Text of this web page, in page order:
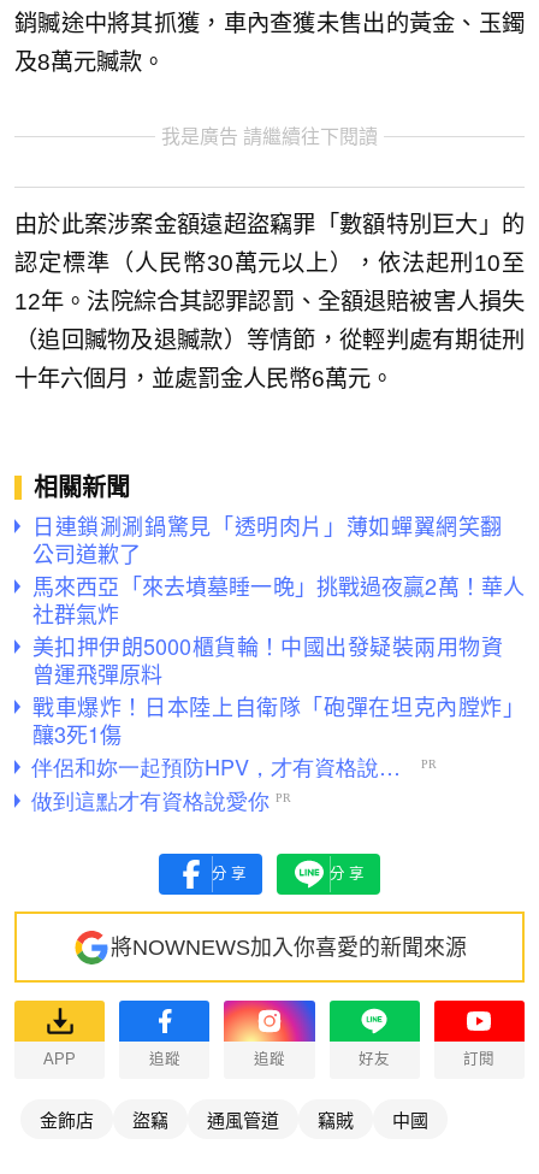
銷贓途中將其抓獲，車內查獲未售出的黃金、玉鐲
及8萬元贓款。
我是廣告 請繼續往下閱讀
由於此案涉案金額遠超盜竊罪「數額特別巨大」的
認定標準（人民幣30萬元以上），依法起刑10至
12年。法院綜合其認罪認罰、全額退賠被害人損失
（追回贓物及退贓款）等情節，從輕判處有期徒刑
十年六個月，並處罰金人民幣6萬元。
相關新聞
日連鎖涮涮鍋驚見「透明肉片」薄如蟬翼網笑翻
公司道歉了
馬來西亞「來去墳墓睡一晚」挑戰過夜贏2萬！華人
社群氣炸
美扣押伊朗5000櫃貨輪！中國出發疑裝兩用物資
曾運飛彈原料
戰車爆炸！日本陸上自衛隊「砲彈在坦克內膛炸」
釀3死1傷
分享 分享
將NOWNEWS加入你喜愛的新聞來源
APP 追蹤 追蹤 好友 訂閱
金飾店 盜竊 通風管道 竊賊 中國